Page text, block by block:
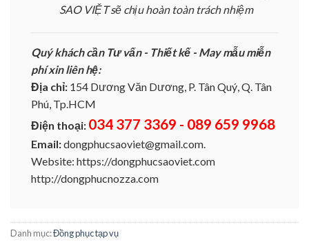
SAO VIỆT sẽ chịu hoàn toàn trách nhiệm
Quý khách cần Tư vấn - Thiết kế - May mẫu miễn
phí xin liên hệ:
Địa chỉ: 154 Dương Văn Dương, P. Tân Quý, Q. Tân
Phú, Tp.HCM
Điện thoại: 034 377 3369 - 089 659 9968
Email:dongphucsaoviet@gmail.com.
Website: https://dongphucsaoviet.com
http://dongphucnozza.com
Danh mục:Đồng phục tạp vụ